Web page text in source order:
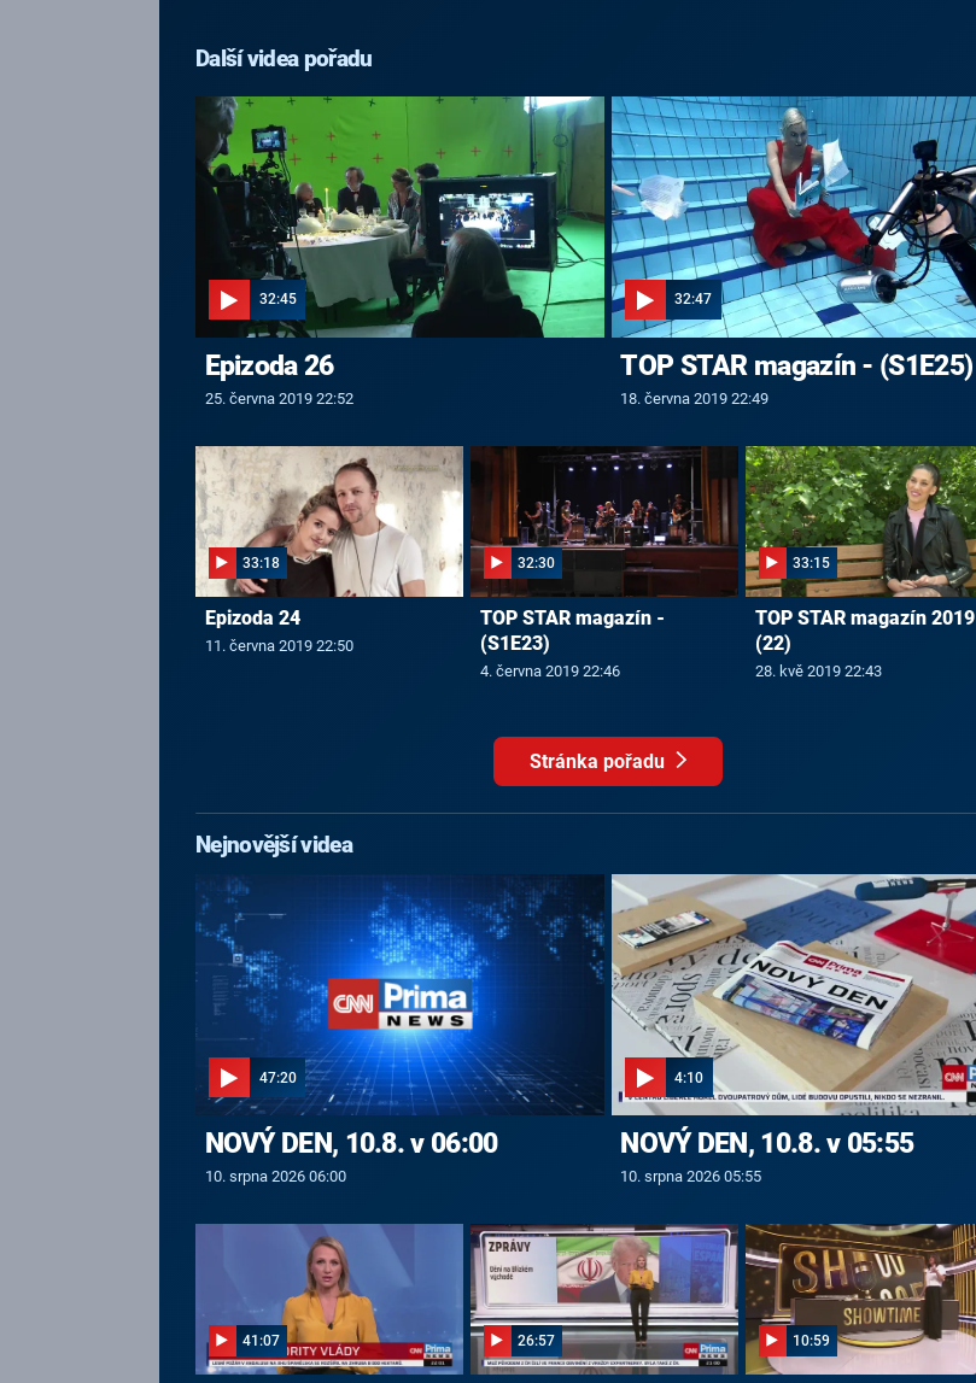
Další videa pořadu
32:45
Epizoda 26
25. června 2019 22:52
32:47
TOP STAR magazín - (S1E25)
18. června 2019 22:49
33:18
Epizoda 24
11. června 2019 22:50
32:30
TOP STAR magazín -
(S1E23)
4. června 2019 22:46
33:15
TOP STAR magazín 2019
(22)
28. kvě 2019 22:43
Stránka pořadu
Nejnovější videa
47:20
NOVÝ DEN, 10.8. v 06:00
10. srpna 2026 06:00
4:10
NOVÝ DEN, 10.8. v 05:55
10. srpna 2026 05:55
41:07 26:57 10:59